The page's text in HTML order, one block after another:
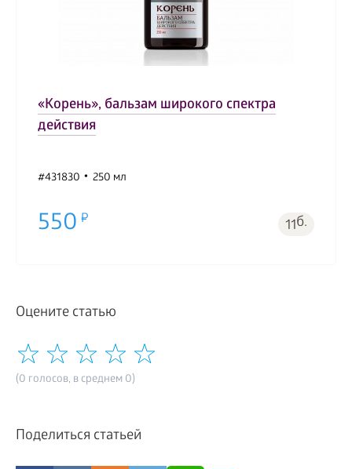
«Корень», бальзам широкого спектра
действия
#431830 250 мл
550 11б.
Оцените статью
(0 голосов, в среднем 0)
Поделиться статьей